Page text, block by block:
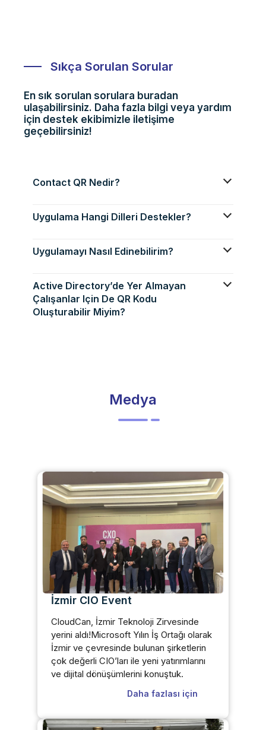
Sıkça Sorulan Sorular
En sık sorulan sorulara buradan
ulaşabilirsiniz. Daha fazla bilgi veya yardım
için destek ekibimizle iletişime
geçebilirsiniz!
Contact QR Nedir?
Uygulama Hangi Dilleri Destekler?
Uygulamayı Nasıl Edinebilirim?
Active Directory’de Yer Almayan
Çalışanlar Için De QR Kodu
Oluşturabilir Miyim?
Medya
İzmir CIO Event
CloudCan, İzmir Teknoloji Zirvesinde
yerini aldı!Microsoft Yılın İş Ortağı olarak
İzmir ve çevresinde bulunan şirketlerin
çok değerli CIO’ları ile yeni yatırımlarını
ve dijital dönüşümlerini konuştuk.
Daha fazlası için